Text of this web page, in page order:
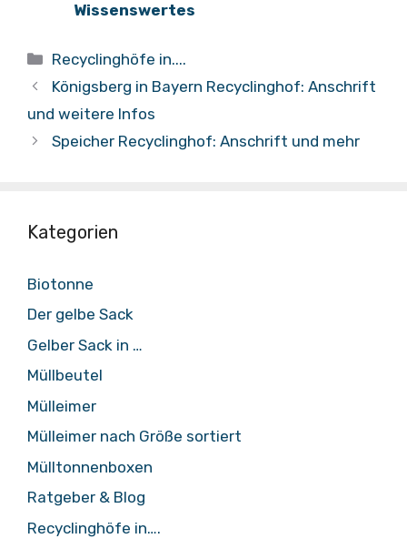
Wissenswertes
Kategorien
Recyclinghöfe in....
Königsberg in Bayern Recyclinghof: Anschrift
und weitere Infos
Speicher Recyclinghof: Anschrift und mehr
Kategorien
Biotonne
Der gelbe Sack
Gelber Sack in …
Müllbeutel
Mülleimer
Mülleimer nach Größe sortiert
Mülltonnenboxen
Ratgeber & Blog
Recyclinghöfe in….